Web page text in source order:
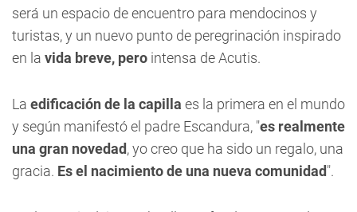
será un espacio de encuentro para mendocinos y
turistas, y un nuevo punto de peregrinación inspirado
en la vida breve, pero intensa de Acutis.
La edificación de la capilla es la primera en el mundo
y según manifestó el padre Escandura, "es realmente
una gran novedad, yo creo que ha sido un regalo, una
gracia. Es el nacimiento de una nueva comunidad".